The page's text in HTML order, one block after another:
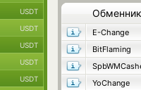
Обменник
E-Change
BitFlaming
YoChange
USDT
USDT
USDT
USDT
USDT